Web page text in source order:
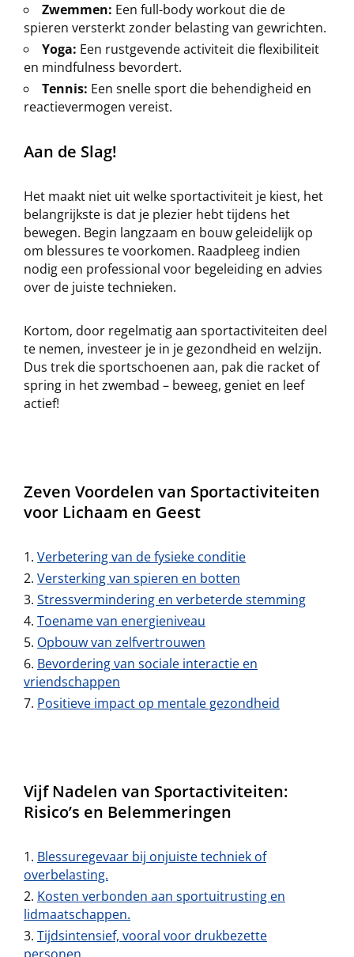
Zwemmen: Een full-body workout die de
spieren versterkt zonder belasting van gewrichten.
Yoga: Een rustgevende activiteit die flexibiliteit
en mindfulness bevordert.
Tennis: Een snelle sport die behendigheid en
reactievermogen vereist.
Aan de Slag!
Het maakt niet uit welke sportactiviteit je kiest, het
belangrijkste is dat je plezier hebt tijdens het
bewegen. Begin langzaam en bouw geleidelijk op
om blessures te voorkomen. Raadpleeg indien
nodig een professional voor begeleiding en advies
over de juiste technieken.
Kortom, door regelmatig aan sportactiviteiten deel
te nemen, investeer je in je gezondheid en welzijn.
Dus trek die sportschoenen aan, pak die racket of
spring in het zwembad – beweeg, geniet en leef
actief!
Zeven Voordelen van Sportactiviteiten
voor Lichaam en Geest
Verbetering van de fysieke conditie
Versterking van spieren en botten
Stressvermindering en verbeterde stemming
Toename van energieniveau
Opbouw van zelfvertrouwen
Bevordering van sociale interactie en
vriendschappen
Positieve impact op mentale gezondheid
Vijf Nadelen van Sportactiviteiten:
Risico’s en Belemmeringen
Blessuregevaar bij onjuiste techniek of
overbelasting.
Kosten verbonden aan sportuitrusting en
lidmaatschappen.
Tijdsintensief, vooral voor drukbezette